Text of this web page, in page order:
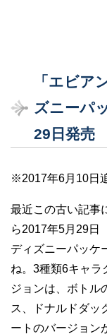
「エビア
ズニーパ
29日発売
※2017年6月10日
最近この古い記事
ら2017年5月29日
ディズニーパッケ
ね。3種類6キャラ
ジョンは、ボトル
ス、ドナルドダッ
ートのバージョン